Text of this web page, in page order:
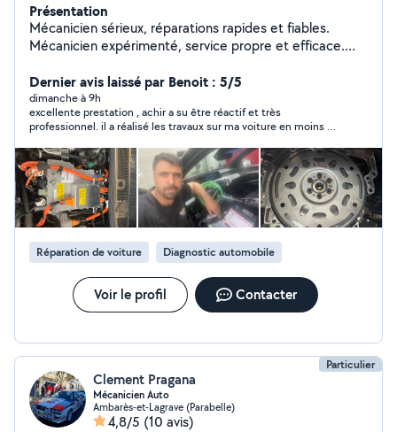
Présentation
Mécanicien sérieux, réparations rapides et fiables.
Mécanicien expérimenté, service propre et efficace.
pro, entretien et dépannage.
Dernier avis laissé par Benoit : 5/5
dimanche à 9h
excellente prestation , achir a su être réactif et très
professionnel. il a réalisé les travaux sur ma voiture en moins de
mécanique .je recommande vivement
Réparation de voiture Diagnostic automobile
Voir le profil Contacter
Particulier
Clement Pragana
Mécanicien Auto
Ambarès-et-Lagrave (Parabelle)
4,8/5 (10 avis)